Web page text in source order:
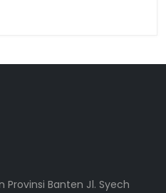
Banten Jl. Syech